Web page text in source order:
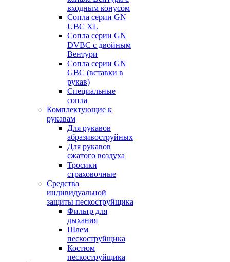
входным конусом
Сопла серии GN
UBC XL
Сопла серии GN
DVBC с двойным
Вентури
Сопла серии GN
GBC (вставки в
рукав)
Специальные
сопла
Комплектующие к
рукавам
Для рукавов
абразивоструйных
Для рукавов
сжатого воздуха
Тросики
страховочные
Средства
индивидуальной
защиты пескоструйщика
Фильтр для
дыхания
Шлем
пескоструйщика
Костюм
пескоструйщика